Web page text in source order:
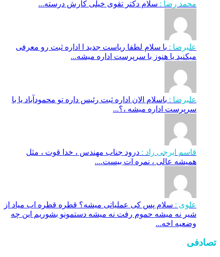
محمد رضا : سلام دکتر تقوی خیلی کارش درسته...
علیرضا : با سلام لطفا ریاست جدید ا اداره ثبت‌ رو معرفی
میکنید یا هنوز با سرپرست اداره‌ میشه...
علیرضا : باسلام الان اداره ثبت رئیس داره تو محمودآباد یا با
سرپرست اداره میشه ،؟...
قاسم ایرجی راد : درود جناب مهندس ، خدا قوت ، مثل
همیشه عالی ، نمره ات بیست....
علوی : سلام پس کی عملیاتی میشه؟ قطره قطره اب میاد از
شیر نه میشه حموم رفت نه میشه دستمونو بشوریم این چه
وضعیه اخه...
تصادفی